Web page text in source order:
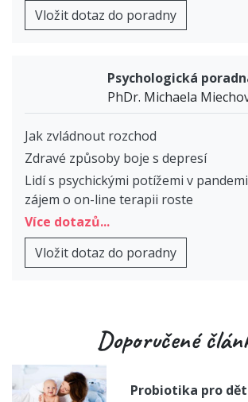
Vložit dotaz do poradny
Psychologická
PhDr. Michaela
Jak zvládnout rozchod
Zdravé způsoby boje s depresí
Lidí s psychickými potížemi v
zájem o on-line terapii roste
Více dotazů...
Vložit dotaz do poradny
Doporučené
Probiotika pro